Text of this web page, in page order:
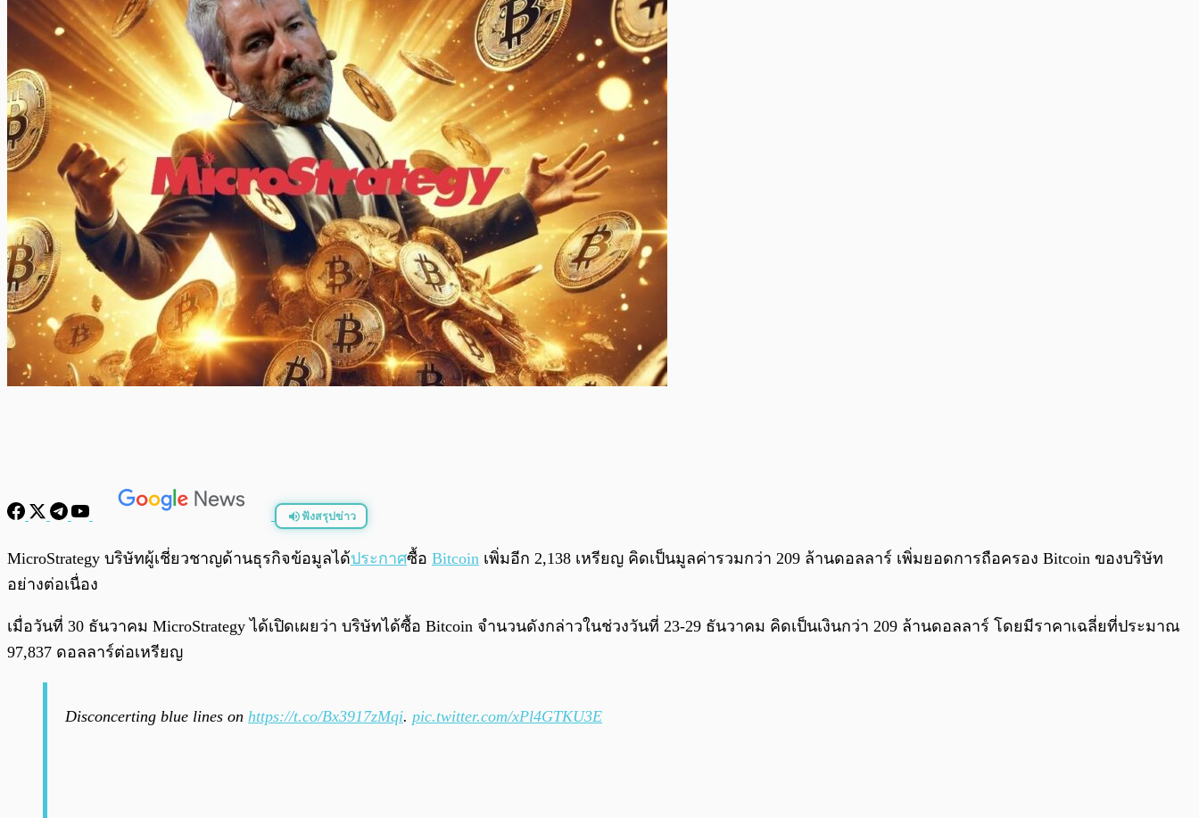
ฟังสรุปข่าว
0:00
MicroStrategy บริษัทผู้เชี่ยวชาญด้านธุรกิจข้อมูลได้ประกาศซื้อ Bitcoin เพิ่มอีก 2,138 เหรียญ คิดเป็นมูลค่ารวมกว่า 209 ล้านดอลลาร์ เพิ่มยอดการถือครอง Bitcoin ของบริษัท
อย่างต่อเนื่อง
เมื่อวันที่ 30 ธันวาคม MicroStrategy ได้เปิดเผยว่า บริษัทได้ซื้อ Bitcoin จำนวนดังกล่าวในช่วงวันที่ 23-29 ธันวาคม คิดเป็นเงินกว่า 209 ล้านดอลลาร์ โดยมีราคาเฉลี่ยที่ประมาณ
97,837 ดอลลาร์ต่อเหรียญ
Disconcerting blue lines on https://t.co/Bx3917zMqi. pic.twitter.com/xPl4GTKU3E